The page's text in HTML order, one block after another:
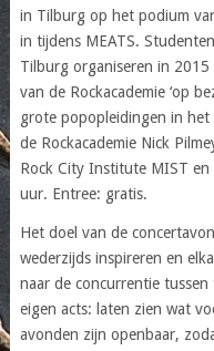
in Tilburg op het podium
in tijdens MEATS.
Tilburg organiseren in 2015
van de Rockacademie ‘op
grote popopleidingen in
de Rockacademie Nick
Rock City Institute MIST en
uur. Entree: gratis.
Het doel van de
wederzijds inspireren en
naar de concurrentie
eigen acts: laten zien wat
avonden zijn openbaar,